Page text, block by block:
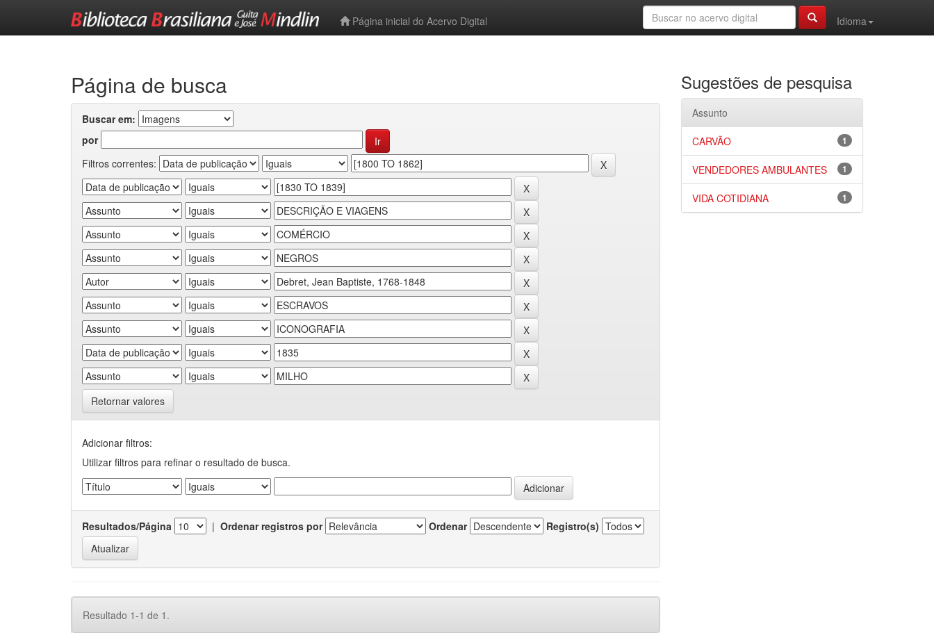
Página inicial do Acervo Digital
Idioma
Página de busca
Buscar em:
por
Filtros correntes:
Retornar valores
Adicionar filtros:
Utilizar filtros para refinar o resultado de busca.
Resultados/Página | Ordenar registros por Ordenar Registro(s)
Resultado 1-1 de 1.
Sugestões de pesquisa
Assunto
1
CARVÃO
1
VENDEDORES AMBULANTES
1
VIDA COTIDIANA